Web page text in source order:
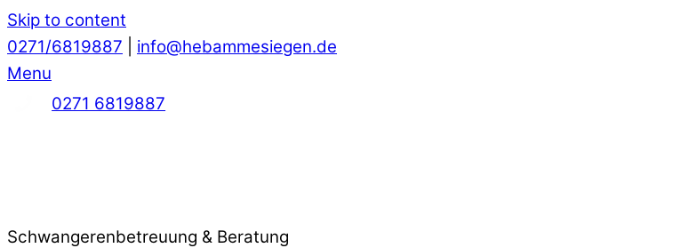
Skip to content
0271/6819887
info@hebammesiegen.de
Menu
0271 6819887
Schwangerenbetreuung & Beratung